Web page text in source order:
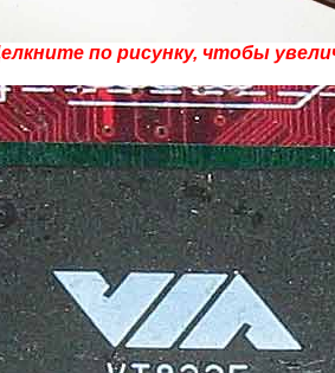
по рисунку, чтобы